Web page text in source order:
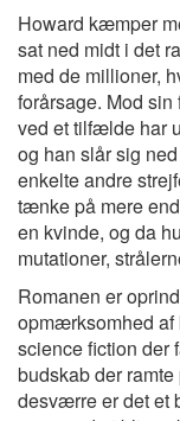
Howard kæmper
sat ned midt i det
med de millioner,
forårsage. Mod
ved et tilfælde har
og han slår sig
enkelte andre
tænke på mere
en kvinde, og da
mutationer,
Romanen er
opmærksomhed af
science fiction der
budskab der
desværre er det et